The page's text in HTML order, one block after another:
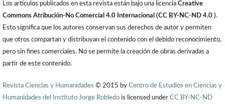
Los artículos publicados en esta revista están bajo una licencia Creative
Commons Atribución-No Comercial 4.0 Internacional (CC BY-NC-ND 4.0 ).
Esto significa que los autores conservan sus derechos de autor y permiten
que otros compartan y distribuyan el contenido con el debido reconocimiento,
pero sin fines comerciales. No se permite la creación de obras derivadas a
partir de este contenido.
Revista Ciencias y Humanidades © 2015 by Centro de Estudios en Ciencias y
Humanidades del Instituto Jorge Robledo is licensed under CC BY-NC-ND